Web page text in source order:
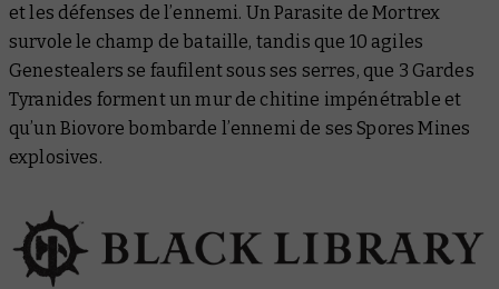
et les défenses de l’ennemi. Un Parasite de Mortrex
survole le champ de bataille, tandis que 10 agiles
Genestealers se faufilent sous ses serres, que 3 Gardes
Tyranides forment un mur de chitine impénétrable et
qu’un Biovore bombarde l’ennemi de ses Spores Mines
explosives.